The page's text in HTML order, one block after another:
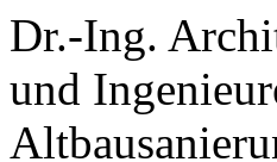
Dr.-Ing.
und